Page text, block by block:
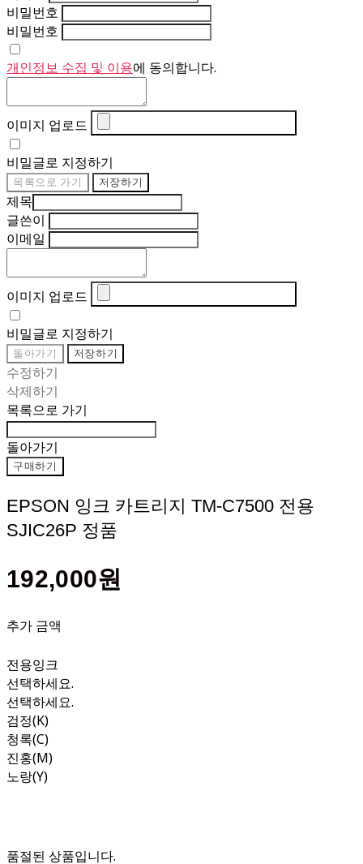
비밀번호
비밀번호
개인정보 수집 및 이용에 동의합니다.
이미지 업로드
비밀글로 지정하기
목록으로 가기 저장하기
제목
글쓴이
이메일
이미지 업로드
비밀글로 지정하기
돌아가기 저장하기
수정하기
삭제하기
목록으로 가기
돌아가기
구매하기
EPSON 잉크 카트리지 TM-C7500 전용
SJIC26P 정품
192,000원
추가 금액
전용잉크
선택하세요.
선택하세요.
검정(K)
청록(C)
진홍(M)
노랑(Y)
품절된 상품입니다.